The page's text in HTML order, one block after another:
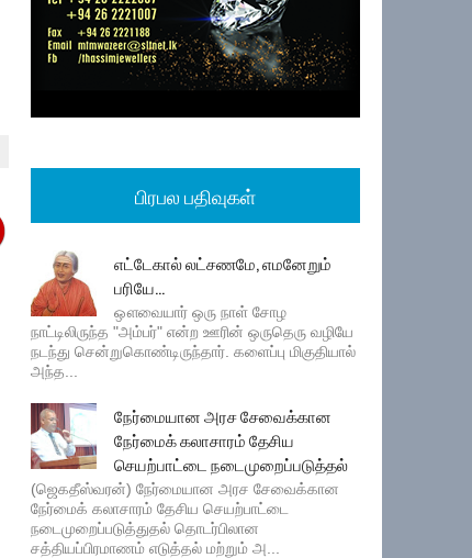
பிரபல பதிவுகள்
எட்டேகால் லட்சணமே, எமனேறும்
பரியே...
ஔவையார் ஒரு நாள் சோழ
நாட்டிலிருந்த "அம்பர்" என்ற ஊரின் ஒருதெரு வழியே
நடந்து சென்றுகொண்டிருந்தார். களைப்பு மிகுதியால்
அந்த...
நேர்மையான அரச சேவைக்கான
நேர்மைக் கலாசாரம் தேசிய
செயற்பாட்டை நடைமுறைப்படுத்தல்
(ஜெகதீஸ்வரன்) நேர்மையான அரச சேவைக்கான
நேர்மைக் கலாசாரம் தேசிய செயற்பாட்டை
நடைமுறைப்படுத்துதல் தொடர்பிலான
சத்தியப்பிரமாணம் எடுத்தல் மற்றும் அ...